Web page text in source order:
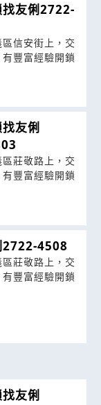
找友俐2722-
信安街上，交
豐富經驗開鎖
友俐
莊敬路上，交
豐富經驗開鎖
2722-4508
莊敬路上，交
豐富經驗開鎖
友俐